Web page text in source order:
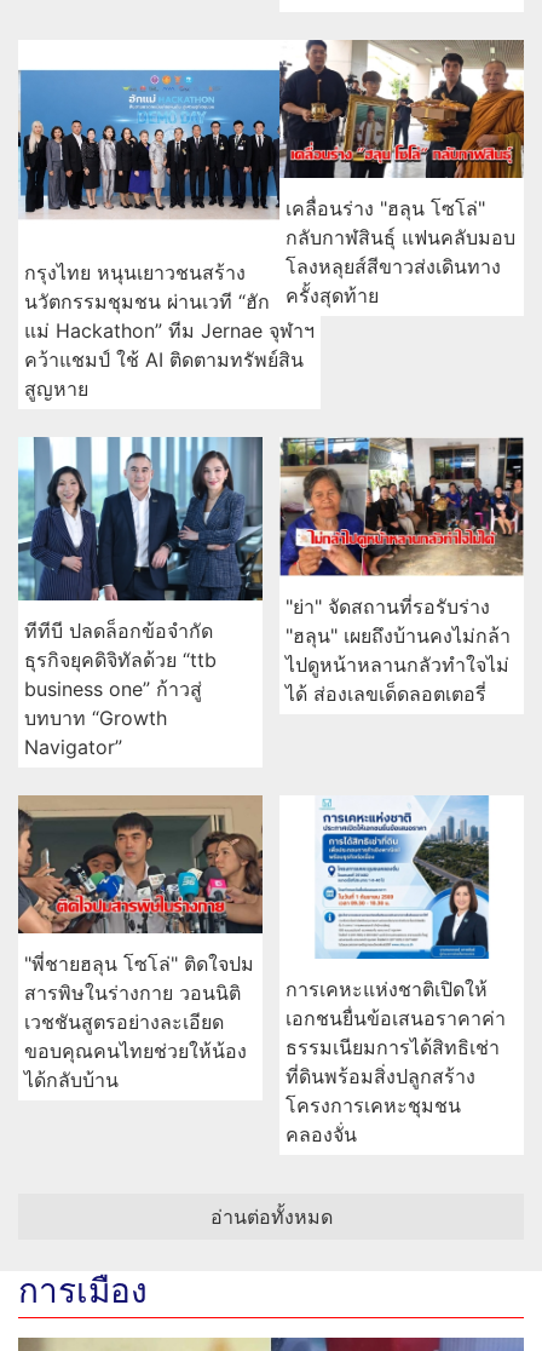
กรุงไทย หนุนเยาวชนสร้าง
นวัตกรรมชุมชน ผ่านเวที “ฮัก
แม่ Hackathon” ทีม Jernae จุฬาฯ
คว้าแชมป์ ใช้ AI ติดตามทรัพย์สิน
เคลื่อนร่าง "ฮลุน โซโล่"
กลับกาฬสินธุ์ แฟนคลับมอบ
โลงหลุยส์สีขาวส่งเดินทาง
ครั้งสุดท้าย
ทีทีบี ปลดล็อกข้อจำกัด
ธุรกิจยุคดิจิทัลด้วย “ttb
business one” ก้าวสู่
บทบาท “Growth
"ย่า" จัดสถานที่รอรับร่าง
"ฮลุน" เผยถึงบ้านคงไม่กล้า
ไปดูหน้าหลานกลัวทำใจไม่
"พี่ชายฮลุน โซโล่" ติดใจปม
สารพิษในร่างกาย วอนนิติ
เวชชันสูตรอย่างละเอียด
ขอบคุณคนไทยช่วยให้น้อง
การเคหะแห่งชาติเปิดให้
เอกชนยื่นข้อเสนอราคาค่า
ธรรมเนียมการได้สิทธิเช่า
ที่ดินพร้อมสิ่งปลูกสร้าง
โครงการเคหะชุมชน
การเมือง